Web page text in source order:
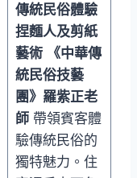
傳統民俗體驗
捏麵人及剪紙
藝術
《中華傳
統民俗技藝
團》羅紫正老
師帶領賓客體
驗傳統民俗的
獨特魅力。住